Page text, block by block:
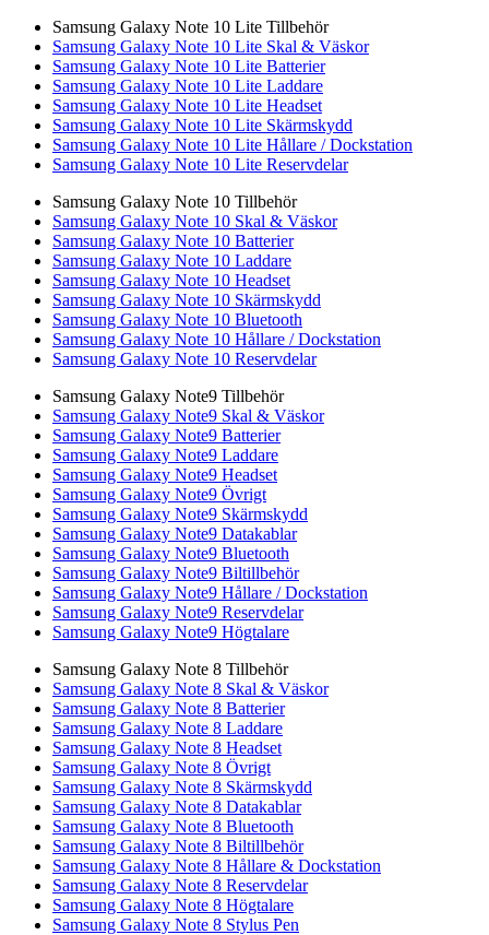
Samsung Galaxy Note 10 Lite Tillbehör
Samsung Galaxy Note 10 Lite Skal & Väskor
Samsung Galaxy Note 10 Lite Batterier
Samsung Galaxy Note 10 Lite Laddare
Samsung Galaxy Note 10 Lite Headset
Samsung Galaxy Note 10 Lite Skärmskydd
Samsung Galaxy Note 10 Lite Hållare / Dockstation
Samsung Galaxy Note 10 Lite Reservdelar
Samsung Galaxy Note 10 Tillbehör
Samsung Galaxy Note 10 Skal & Väskor
Samsung Galaxy Note 10 Batterier
Samsung Galaxy Note 10 Laddare
Samsung Galaxy Note 10 Headset
Samsung Galaxy Note 10 Skärmskydd
Samsung Galaxy Note 10 Bluetooth
Samsung Galaxy Note 10 Hållare / Dockstation
Samsung Galaxy Note 10 Reservdelar
Samsung Galaxy Note9 Tillbehör
Samsung Galaxy Note9 Skal & Väskor
Samsung Galaxy Note9 Batterier
Samsung Galaxy Note9 Laddare
Samsung Galaxy Note9 Headset
Samsung Galaxy Note9 Övrigt
Samsung Galaxy Note9 Skärmskydd
Samsung Galaxy Note9 Datakablar
Samsung Galaxy Note9 Bluetooth
Samsung Galaxy Note9 Biltillbehör
Samsung Galaxy Note9 Hållare / Dockstation
Samsung Galaxy Note9 Reservdelar
Samsung Galaxy Note9 Högtalare
Samsung Galaxy Note 8 Tillbehör
Samsung Galaxy Note 8 Skal & Väskor
Samsung Galaxy Note 8 Batterier
Samsung Galaxy Note 8 Laddare
Samsung Galaxy Note 8 Headset
Samsung Galaxy Note 8 Övrigt
Samsung Galaxy Note 8 Skärmskydd
Samsung Galaxy Note 8 Datakablar
Samsung Galaxy Note 8 Bluetooth
Samsung Galaxy Note 8 Biltillbehör
Samsung Galaxy Note 8 Hållare & Dockstation
Samsung Galaxy Note 8 Reservdelar
Samsung Galaxy Note 8 Högtalare
Samsung Galaxy Note 8 Stylus Pen